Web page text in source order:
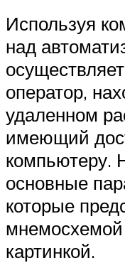
Используя
над
оператор,
удаленном
имеющий
компьютеру.
основные
которые
картинкой.